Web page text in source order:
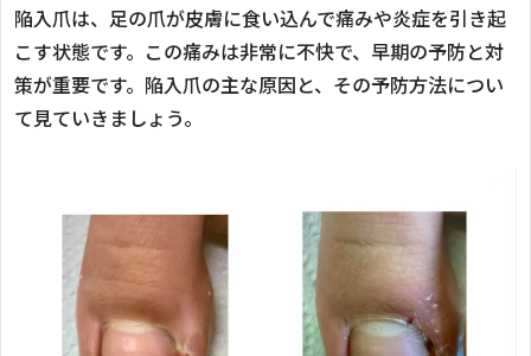
陥入爪は、足の爪が皮膚に食い込んで痛みや炎症を引き起
こす状態です。この痛みは非常に不快で、早期の予防と対
策が重要です。陥入爪の主な原因と、その予防方法につい
て見ていきましょう。